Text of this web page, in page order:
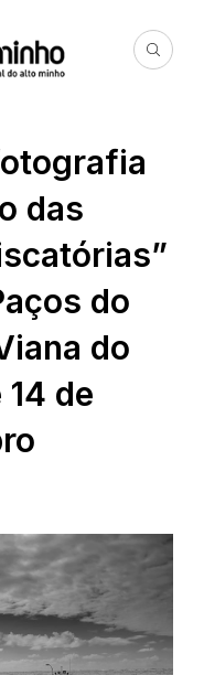
das
do
do
de